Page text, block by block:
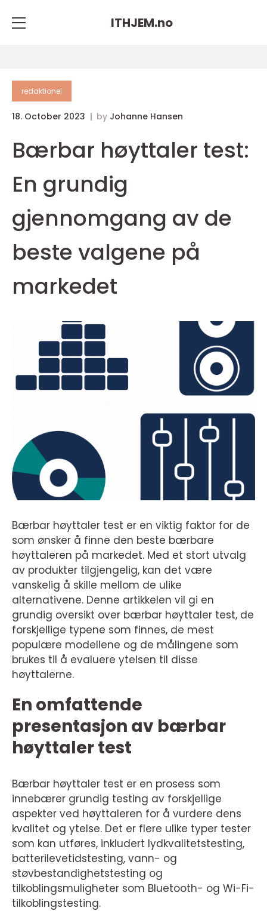
ITHJEM.no
redaktionel
18. October 2023 by Johanne Hansen
Bærbar høyttaler test:
En grundig
gjennomgang av de
beste valgene på
markedet
Bærbar høyttaler test er en viktig faktor for de
som ønsker å finne den beste bærbare
høyttaleren på markedet. Med et stort utvalg
av produkter tilgjengelig, kan det være
vanskelig å skille mellom de ulike
alternativene. Denne artikkelen vil gi en
grundig oversikt over bærbar høyttaler test, de
forskjellige typene som finnes, de mest
populære modellene og de målingene som
brukes til å evaluere ytelsen til disse
høyttalerne.
En omfattende
presentasjon av bærbar
høyttaler test
Bærbar høyttaler test er en prosess som
innebærer grundig testing av forskjellige
aspekter ved høyttaleren for å vurdere dens
kvalitet og ytelse. Det er flere ulike typer tester
som kan utføres, inkludert lydkvalitetstesting,
batterilevetidstesting, vann- og
støvbestandighetstesting og
tilkoblingsmuligheter som Bluetooth- og Wi-Fi-
tilkoblingstesting.